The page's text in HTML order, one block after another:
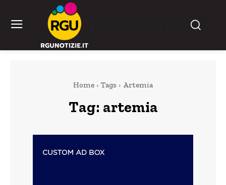
Home Tags Artemia
Tag: artemia